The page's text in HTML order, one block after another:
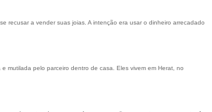
recusar a vender suas joias. A intenção era usar o dinheiro arrecadado
mutilada pelo parceiro dentro de casa. Eles vivem em Herat, no